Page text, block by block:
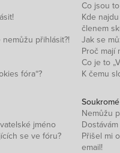
přihlásit?!
fóra“?
jméno
se ve fóru?
Co jsou
Kde
členem
Jak se
Proč mají
Co je to
K čemu
Nemůžu
Přišel mi
email!